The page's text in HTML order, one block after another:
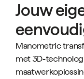
Jouw
Manometric
met 3D-